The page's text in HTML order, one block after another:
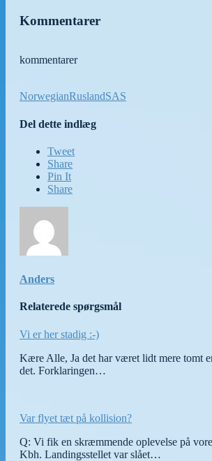
Kommentarer
kommentarer
NorwegianRuslandSAS
Del dette indlæg
Tweet
Share
Pin It
Share
Anders
Relaterede spørgsmål
Vi er her stadig :-)
Kære Alle, Ja det har været lidt mere tomt
det. Forklaringen…
Var flyet tæt på kollision?
Q: Vi fik en skræmmende oplevelse på
Kbh. Landingsstellet var slået…